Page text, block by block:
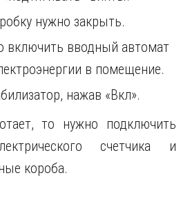
нужно закрыть.
включить вводный автомат
в помещение.
нажав «Вкл».
то нужно подключить
счетчика и
короба.